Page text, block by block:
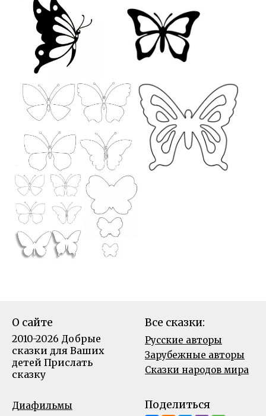
О сайте
2010-2026 Добрые
сказки для Ваших
детей Прислать
сказку
Все сказки:
Русские авторы
Зарубежные авторы
Сказки народов мира
Диафильмы
Поделиться